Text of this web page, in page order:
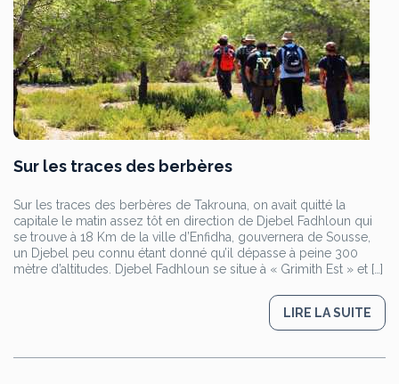
Sur les traces des berbères
Sur les traces des berbères de Takrouna, on avait quitté la
capitale le matin assez tôt en direction de Djebel Fadhloun qui
se trouve à 18 Km de la ville d’Enfidha, gouvernera de Sousse,
un Djebel peu connu étant donné qu’il dépasse à peine 300
mètre d’altitudes. Djebel Fadhloun se situe à « Grimith Est » et […]
LIRE LA SUITE